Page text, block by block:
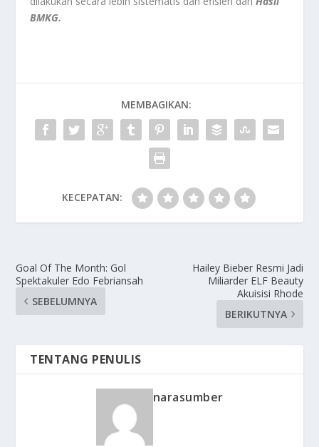
BMKG.
MEMBAGIKAN:
KECEPATAN:
Goal Of The Month: Gol
Spektakuler Edo Febriansah
SEBELUMNYA
Hailey Bieber Resmi Jadi
Miliarder ELF Beauty
Akuisisi Rhode
BERIKUTNYA
TENTANG PENULIS
narasumber